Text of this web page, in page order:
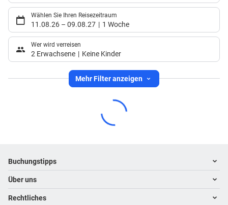
Wählen Sie Ihren Reisezeitraum
11.08.26 – 09.08.27 1 Woche
Wer wird verreisen
2 Erwachsene Keine Kinder
Mehr Filter anzeigen
Footer navigation
Buchungstipps
Warum im Reisebüro buchen
Hoteltipps
Über uns
Kontakt
Rechtliches